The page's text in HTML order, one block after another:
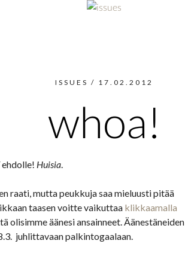
ISSUES / 17.02.2012
whoa!
ehdolle! Huisia.
raati, mutta peukkuja saa mieluusti pitää
taasen voitte vaikuttaa klikkaamalla
olisimme äänesi ansainneet. Äänestäneiden
juhlittavaan palkintogaalaan.